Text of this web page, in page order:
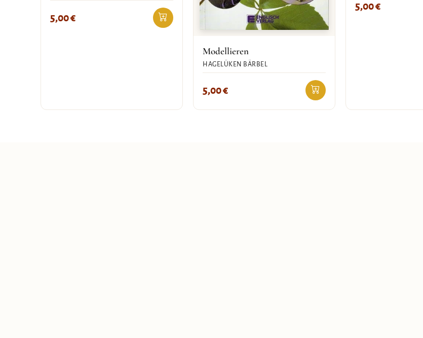
5,00€
Modellieren
HAGELÜKEN BÄRBEL
5,00€
5,00€